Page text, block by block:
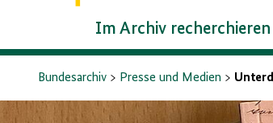
Im Archiv recherchieren
Bundesarchiv Presse und Medien